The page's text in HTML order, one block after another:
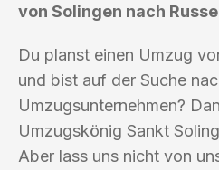
von Solingen nach
Du planst einen Umzug
und bist auf der Suche
Umzugsunternehmen?
Umzugskönig Sankt
Aber lass uns nicht von